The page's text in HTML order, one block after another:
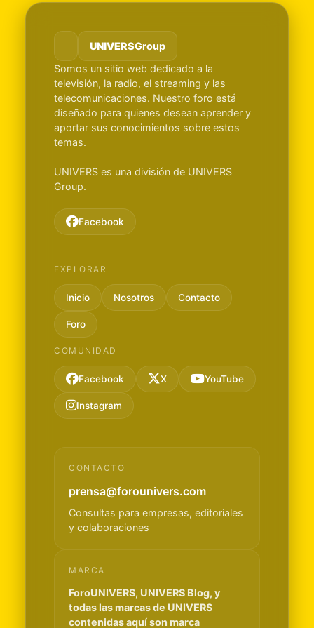
UNIVERSGroup
Somos un sitio web dedicado a la
televisión, la radio, el streaming y las
telecomunicaciones. Nuestro foro está
diseñado para quienes desean aprender y
aportar sus conocimientos sobre estos
temas.
UNIVERS es una división de UNIVERS
Group.
Facebook
EXPLORAR
Inicio Nosotros Contacto
Foro
COMUNIDAD
Facebook X YouTube
Instagram
CONTACTO
prensa@forounivers.com
Consultas para empresas, editoriales
y colaboraciones
MARCA
ForoUNIVERS, UNIVERS Blog, y
todas las marcas de UNIVERS
contenidas aquí son marca